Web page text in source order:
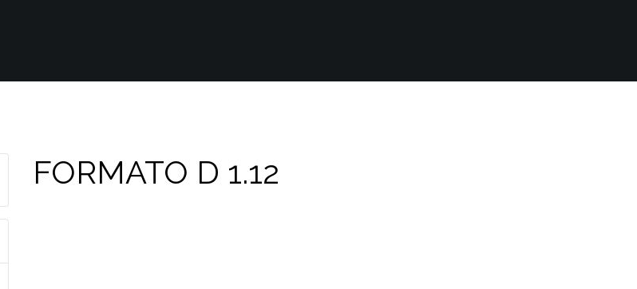
FORMATO D 1.12